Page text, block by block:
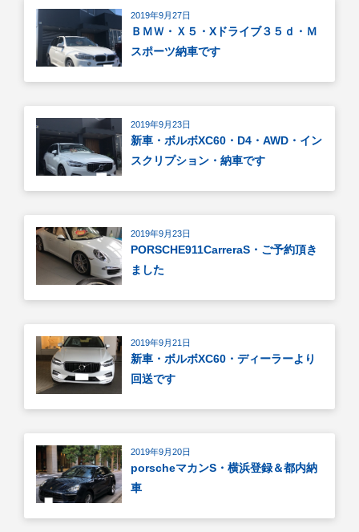
2019年9月27日
ＢＭＷ・Ｘ５・Xドライブ３５ｄ・Ｍ
スポーツ納車です
2019年9月23日
新車・ボルボXC60・D4・AWD・イン
スクリプション・納車です
2019年9月23日
PORSCHE911CarreraS・ご予約頂き
ました
2019年9月21日
新車・ボルボXC60・ディーラーより
回送です
2019年9月20日
porscheマカンS・横浜登録＆都内納
車